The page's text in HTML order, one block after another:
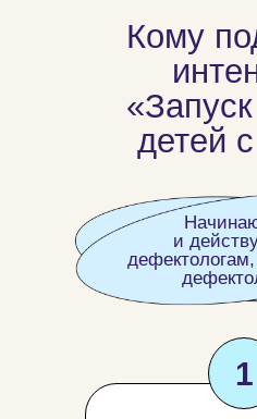
Кому
детей
и
1